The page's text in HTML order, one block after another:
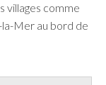
villages comme
Mer au bord de